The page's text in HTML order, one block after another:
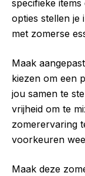
specifieke
opties stellen je
met zomerse
Maak
kiezen om een
jou samen te
vrijheid om te
zomerervaring
voorkeuren
Maak deze